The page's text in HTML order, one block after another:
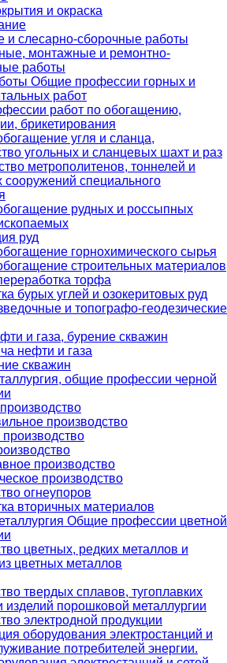
и окраска
и слесарно-сборочные работы
монтажные и ремонтно-
работы
Общие профессии горных и
работ
работ по обогащению,
брикетирования
угля и сланца,
угольных и сланцевых шахт и раз
метрополитенов, тоннелей и
сооружений специального
рудных и россыпных
руд
горнохимического сырья
строительных материалов
торфа
бурых углей и озокеритовых руд
и топографо-геодезические
и газа, бурение скважин
нефти и газа
скважин
общие профессии черной
производство
производство
производство
огнеупоров
вторичных материалов
Общие профессии цветной
цветных, редких металлов и
цветных металлов
твердых сплавов, тугоплавких
изделий порошковой металлургии
электродной продукции
оборудования электростанций и
потребителей энергии.